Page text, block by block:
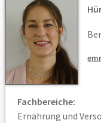
Fachbereiche:
Ernährung und